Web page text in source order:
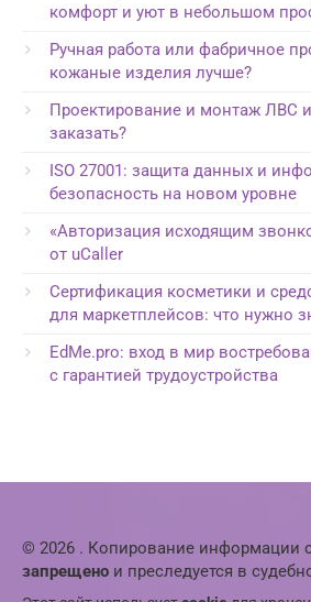
комфорт и уют в небольшом
Ручная работа или фабричное
кожаные изделия лучше?
Проектирование и монтаж ЛВС
заказать?
ISO 27001: защита данных и
безопасность на новом уровне
«Авторизация исходящим
от uCaller
Сертификация косметики и
для маркетплейсов: что нужно
EdMe.pro: вход в мир
с гарантией трудоустройства
© 2026 . Копирование информации
запрещено и преследуется в